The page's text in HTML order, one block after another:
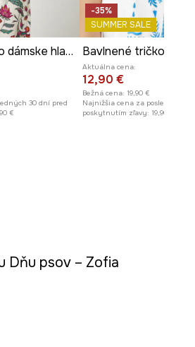
Bavlnené tričko dámske hladký
30 dní pred
€
-35%
SUMMER SALE
Aktuálna cena:
12,90 €
Bežná cena: 19,90 €
Najnižšia cena za posledných
poskytnutím zľavy: 19,90 €
Dňu psov – Zofia